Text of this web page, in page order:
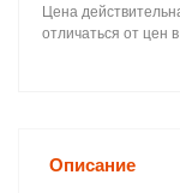
Цена
отличаться от цен
Описание